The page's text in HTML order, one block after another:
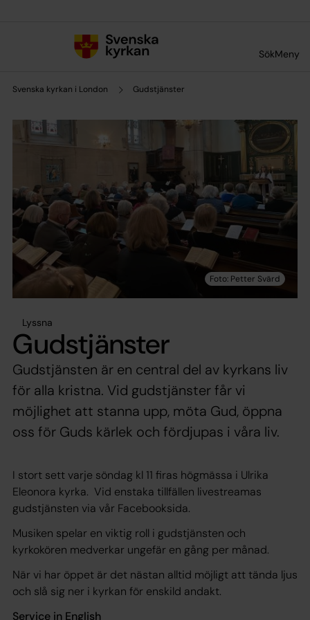
SökMeny
Svenska kyrkan i London Gudstjänster
Lyssna
Gudstjänster
Gudstjänsten är en central del av kyrkans liv
för alla kristna. Vid gudstjänster får vi
möjlighet att stanna upp, möta Gud, öppna
oss för Guds kärlek och fördjupas i våra liv.
I stort sett varje söndag kl 11 firas högmässa i Ulrika
Eleonora kyrka. Vid enstaka tillfällen livestreamas
gudstjänsten via vår Facebooksida.
Musiken spelar en viktig roll i gudstjänsten och
kyrkokören medverkar ungefär en gång per månad.
När vi har öppet är det nästan alltid möjligt att tända ljus
och slå sig ner i kyrkan för enskild andakt.
Service in English